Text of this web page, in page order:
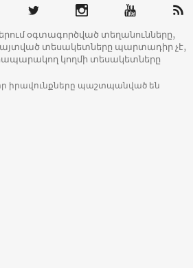
օգտագործված տեղանունները,
տեսակետները պարտադիր չէ,
կողմի տեսակետները
իրավունքները պաշտպանված են